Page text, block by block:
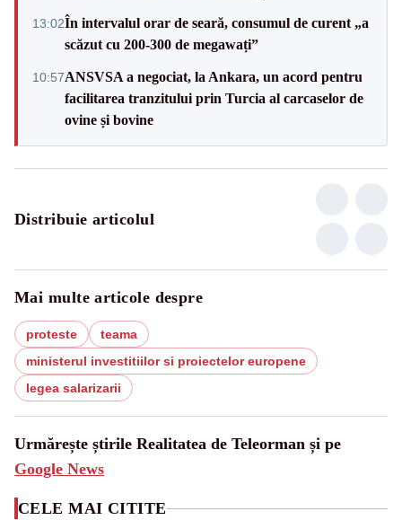
13:02În intervalul orar de seară, consumul de curent „a
scăzut cu 200-300 de megawați”
10:57ANSVSA a negociat, la Ankara, un acord pentru
facilitarea tranzitului prin Turcia al carcaselor de
ovine și bovine
Distribuie articolul
Mai multe articole despre
proteste
teama
ministerul investitiilor si proiectelor europene
legea salarizarii
Urmărește știrile Realitatea de Teleorman și pe
Google News
CELE MAI CITITE